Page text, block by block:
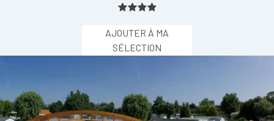
AJOUTER À MA
SÉLECTION